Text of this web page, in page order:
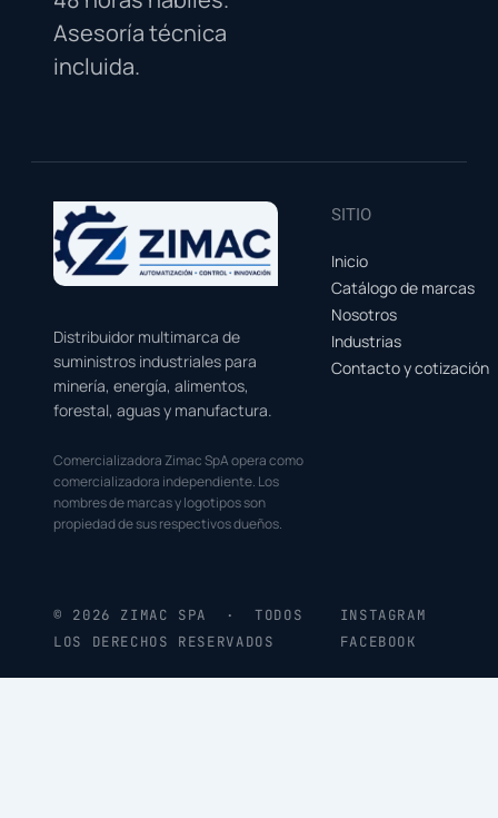
Asesoría técnica
incluida.
Distribuidor multimarca de
suministros industriales para
minería, energía, alimentos,
forestal, aguas y manufactura.
Comercializadora Zimac SpA opera como
comercializadora independiente. Los
nombres de marcas y logotipos son
propiedad de sus respectivos dueños.
SITIO
Inicio
Catálogo de marcas
Nosotros
Industrias
Contacto y cotización
© 2026 ZIMAC SPA · TODOS
LOS DERECHOS RESERVADOS
INSTAGRAM
FACEBOOK